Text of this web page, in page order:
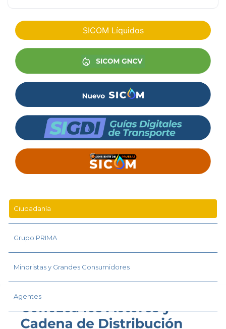
SICOM Líquidos
Ciudadanía
Grupo PRIMA
Minoristas y Grandes Consumidores
Agentes